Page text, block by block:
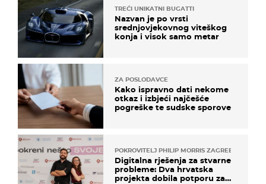
TREĆI UNIKATNI BUGATTI
Nazvan je po vrsti
srednjovjekovnog viteškog
konja i visok samo metar
ZA POSLODAVCE
Kako ispravno dati nekome
otkaz i izbjeći najčešće
pogreške te sudske sporove
POKROVITELJ PHILIP MORRIS ZAGREB
Digitalna rješenja za stvarne
probleme: Dva hrvatska
projekta dobila potporu za